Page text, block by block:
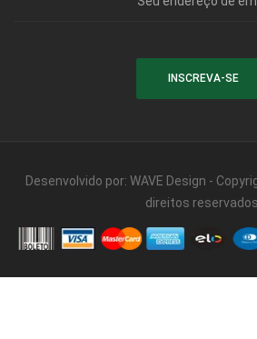
Desenvolvido por: WAVE Design -
direitos reservados.